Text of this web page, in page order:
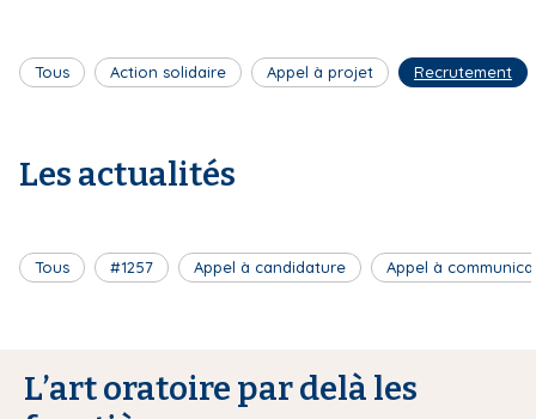
Tous Action solidaire Appel à projet Recrutement
Les actualités
Tous #1257 Appel à candidature Appel à
L’art oratoire par delà les